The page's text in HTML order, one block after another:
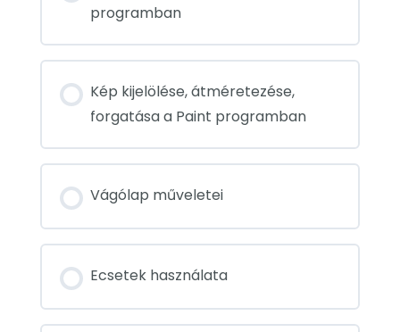
programban
Kép kijelölése, átméretezése,
forgatása a Paint programban
Vágólap műveletei
Ecsetek használata